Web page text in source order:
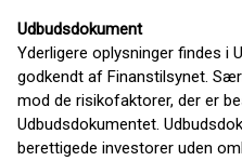
Udbudsdokument
Yderligere oplysninger findes i
godkendt af Finanstilsynet.
mod de risikofaktorer, der er
Udbudsdokumentet.
berettigede investorer uden